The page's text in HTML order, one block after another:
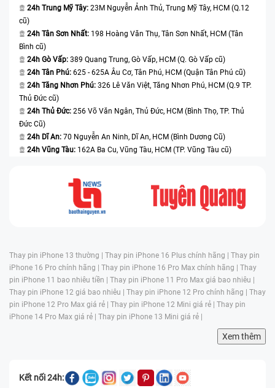
24h Trung Mỹ Tây: 23M Nguyễn Ảnh Thủ, Trung Mỹ Tây, HCM (Q.12
cũ)
24h Tân Sơn Nhất: 198 Hoàng Văn Thụ, Tân Sơn Nhất, HCM (Tân
Bình cũ)
24h Gò Vấp: 389 Quang Trung, Gò Vấp, HCM (Q. Gò Vấp cũ)
24h Tân Phú: 625 - 625A Âu Cơ, Tân Phú, HCM (Quận Tân Phú cũ)
24h Tăng Nhơn Phú: 326 Lê Văn Việt, Tăng Nhơn Phú, HCM (Q.9 TP.
Thủ Đức cũ)
24h Thủ Đức: 256 Võ Văn Ngân, Thủ Đức, HCM (Bình Thọ, TP. Thủ
Đức Cũ)
24h Dĩ An: 70 Nguyễn An Ninh, Dĩ An, HCM (Bình Dương Cũ)
24h Vũng Tàu: 162A Ba Cu, Vũng Tàu, HCM (TP. Vũng Tàu cũ)
Thay pin iPhone 13 thường | Thay pin iPhone 16 Plus chính hãng | Thay pin
iPhone 16 Pro chính hãng | Thay pin iPhone 16 Pro Max chính hãng | Thay
pin iPhone 11 bao nhiêu tiền | Thay pin iPhone 11 Pro Max giá bao nhiêu |
Thay pin iPhone 12 giá bao nhiêu | Thay pin iPhone 12 Pro chính hãng | Thay
pin iPhone 12 Pro Max giá rẻ | Thay pin iPhone 12 Mini giá rẻ | Thay pin
iPhone 14 Pro Max giá rẻ | Thay pin iPhone 13 Mini giá rẻ |
Xem thêm
Kết nối 24h: